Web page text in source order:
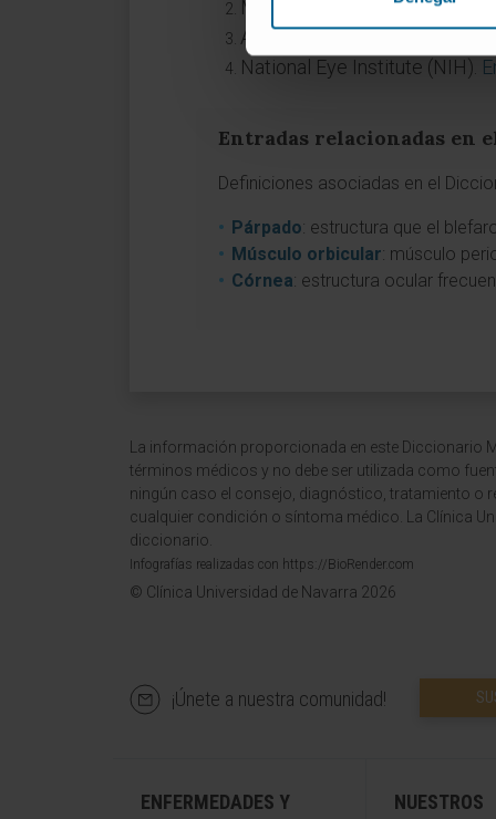
Manual MSD (versión para
American Academy of
National Eye Institute (NIH).
Entradas relacionadas en
Definiciones asociadas en el
Párpado: estructura que el
Músculo orbicular: músculo
Córnea: estructura ocular
La información proporcionada en este Diccionario
términos médicos y no debe ser utilizada como
ningún caso el consejo, diagnóstico, tratamiento o
cualquier condición o síntoma médico. La Clínica
diccionario.
Infografías realizadas con https://BioRender.com
© Clínica Universidad de Navarra 2026
¡Únete a nuestra comunidad!
ENFERMEDADES Y
NUESTROS